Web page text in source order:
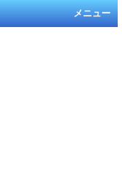
メニュー